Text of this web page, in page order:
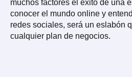
muchos factores el éxito de una
conocer el mundo online y
redes sociales, será un eslabón
cualquier plan de negocios.